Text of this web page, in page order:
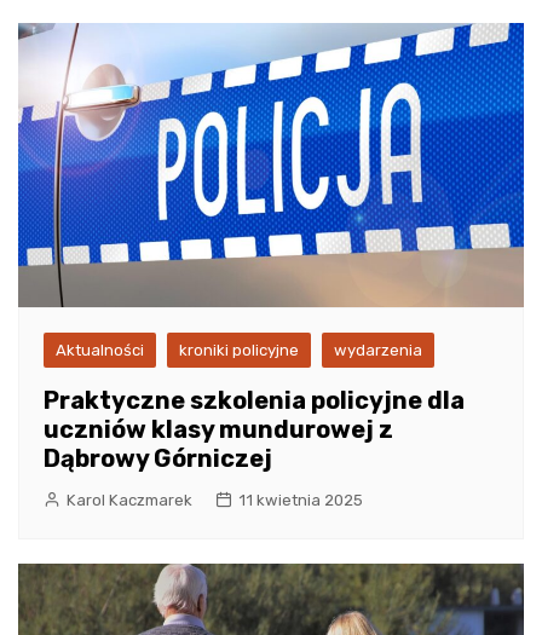
Aktualności kroniki policyjne wydarzenia
Praktyczne szkolenia policyjne dla
uczniów klasy mundurowej z
Dąbrowy Górniczej
Karol Kaczmarek 11 kwietnia 2025